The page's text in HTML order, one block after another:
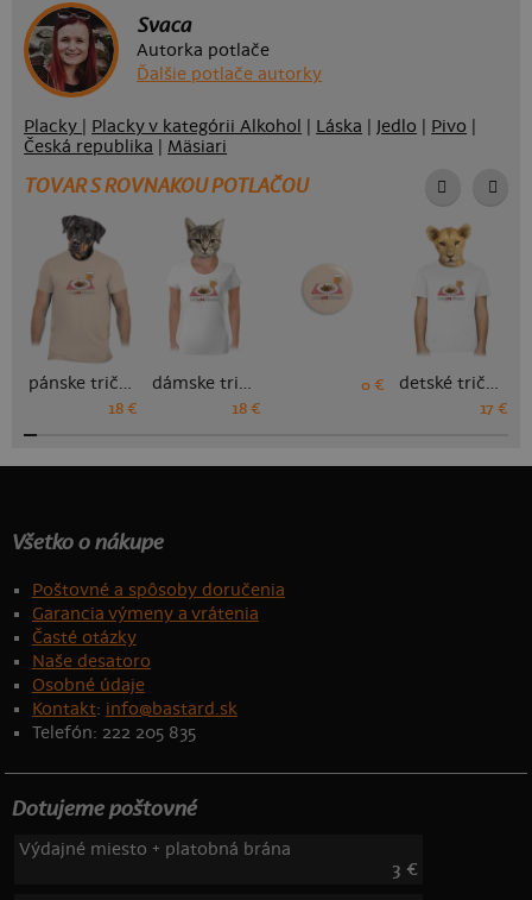
Svaca
Autorka potlače
Ďalšie potlače autorky
Placky Placky v kategórii Alkohol Láska Jedlo Pivo
Česká republika
Mäsiari
TOVAR S ROVNAKOU POTLAČOU
pánske tričko
18 €
dámske tričko
18 €
0 € detské tričko
17 €
Všetko o nákupe
Poštovné a spôsoby doručenia
Garancia výmeny a vrátenia
Časté otázky
Naše desatoro
Osobné údaje
Kontakt: info@bastard.sk
Telefón: 222 205 835
Dotujeme poštovné
Výdajné miesto + platobná brána
3 €